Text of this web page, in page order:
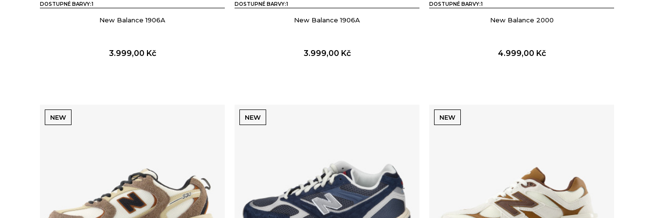
DOSTUPNÉ BARVY:1
New Balance 1906A
3.999,00 Kč
DOSTUPNÉ BARVY:1
New Balance 1906A
3.999,00 Kč
DOSTUPNÉ BARVY:1
New Balance 2000
4.999,00 Kč
NEW NEW NEW